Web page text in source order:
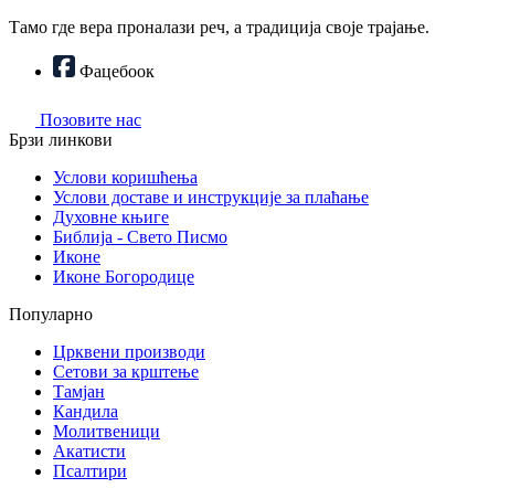
Тамо где вера проналази реч, а традиција своје трајање.
Фацебоок
Позовите нас
Брзи линкови
Услови коришћења
Услови доставе и инструкције за плаћање
Духовне књиге
Библија - Свето Писмо
Иконе
Иконе Богородице
Популарно
Црквени производи
Сетови за крштење
Тамјан
Кандила
Молитвеници
Акатисти
Псалтири